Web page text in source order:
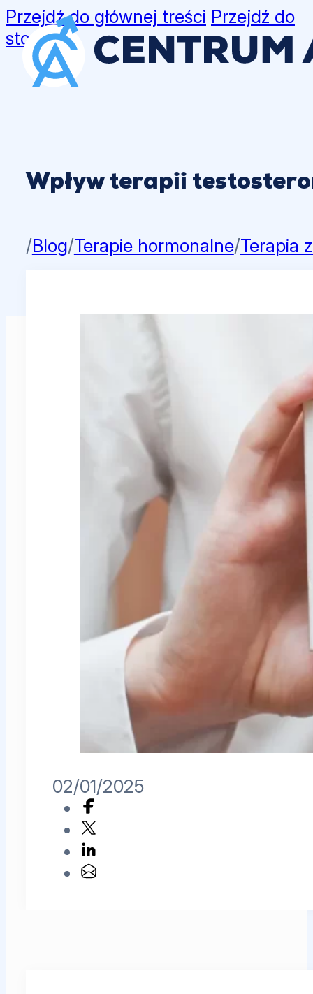
Przejdź do głównej treści Przejdź do
stopki
Wpływ terapii
/Blog/Terapie hormonalne/Terapia
02/01/2025